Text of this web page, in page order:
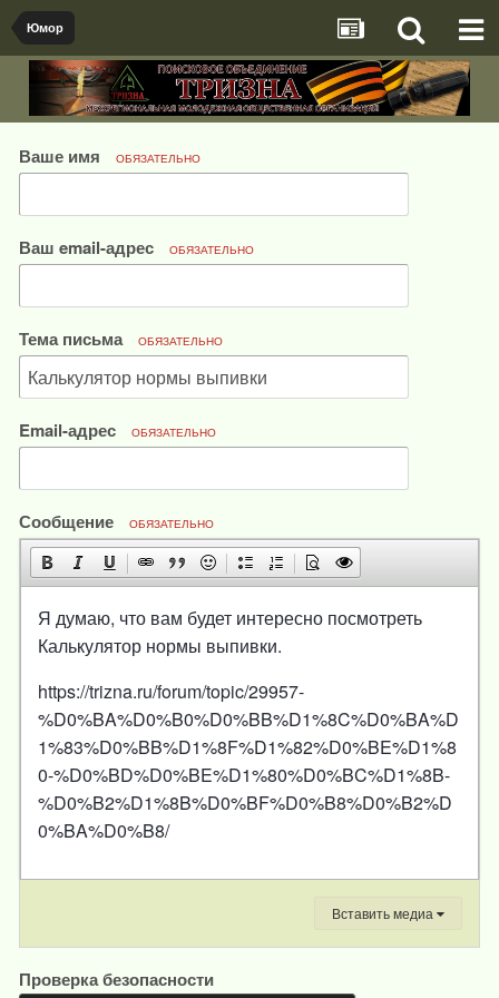
Юмор
Ваше имя ОБЯЗАТЕЛЬНО
Ваш email-адрес ОБЯЗАТЕЛЬНО
Тема письма ОБЯЗАТЕЛЬНО
Email-адрес ОБЯЗАТЕЛЬНО
Сообщение ОБЯЗАТЕЛЬНО
Я думаю, что вам будет интересно посмотреть
Калькулятор нормы выпивки.
https://trizna.ru/forum/topic/29957-
%D0%BA%D0%B0%D0%BB%D1%8C%D0%BA%D
1%83%D0%BB%D1%8F%D1%82%D0%BE%D1%8
0-%D0%BD%D0%BE%D1%80%D0%BC%D1%8B-
%D0%B2%D1%8B%D0%BF%D0%B8%D0%B2%D
0%BA%D0%B8/
Вставить медиа
Проверка безопасности